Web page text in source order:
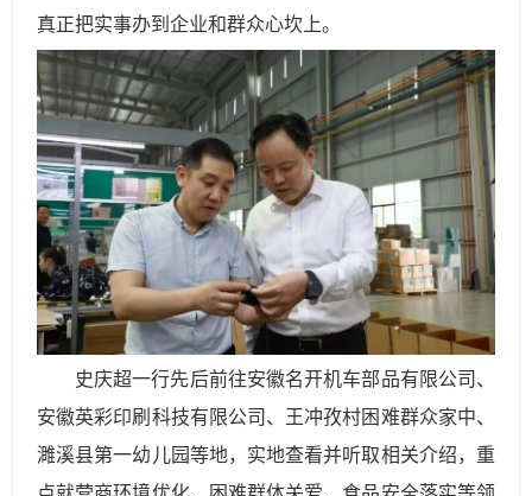
真正把实事办到企业和群众心坎上。
史庆超一行先后前往安徽名开机车部品有限公司、
安徽英彩印刷科技有限公司、王冲孜村困难群众家中、
濉溪县第一幼儿园等地，实地查看并听取相关介绍，重